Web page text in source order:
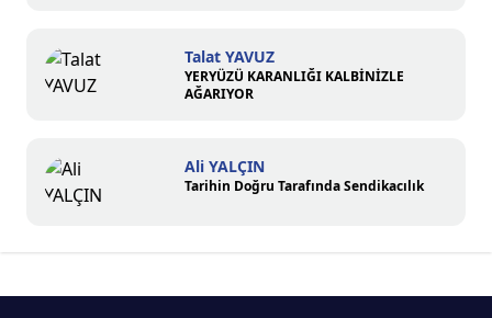
Talat YAVUZ
YERYÜZÜ KARANLIĞI KALBİNİZLE
AĞARIYOR
Ali YALÇIN
Tarihin Doğru Tarafında Sendikacılık